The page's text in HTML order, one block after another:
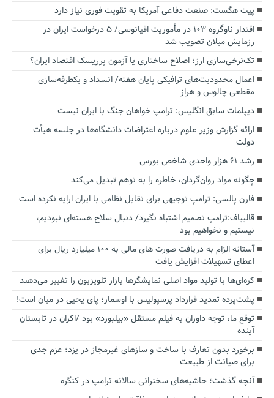
پیت هگست: صنعت دفاعی آمریکا به تقویت فوری نیاز دارد
اقتدار ناوگروه ۱۰۳ در مأموریت‌ اقیانوسی/ ۵ درخواست ایران در
رزمایش میلان تصویب شد
تک‌نرخی‌سازی ارز؛ اصلاح ساختاری یا آزمون پرریسک اقتصاد ایران؟
اعمال محدودیت‌های ترافیکی پایان هفته/ انسداد و یکطرفه‌سازی
مقطعی چالوس و هراز
دیپلمات سابق انگلیس:‌ ترامپ خواهان جنگ با ایران نیست
ارائه گزارش وزیر علوم درباره اعتراضات دانشگاه‌ها در جلسه هیأت
دولت
رشد ۶۱ هزار واحدی شاخص بورس
چگونه مواد روان‌گردان، خاطره را به توهم تبدیل می‌کند
فارن پالسی: ترامپ توجیهی برای تقابل نظامی با ایران ارایه نکرده است
قالیباف:ترامپ تصمیم اشتباه نگیرد/ دنبال سلاح هسته‌ای نبودیم،
نیستیم و نخواهیم بود
آستانه الزام به دریافت صورت های مالی به ۱۰۰ میلیارد ریال برای
اعطای تسهیلات افزایش یافت
کره‌ای‌ها با تولید مواد اصلی نمایشگرها بازار تلویزیون را تغییر می‌دهند
پشت‌پرده تمدید قرارداد پرسپولیس با اوسمار؛ پای یحیی در میان است!
توقع ما، توجه داوران به فیلم مستقل «بیلبورد» بود /اکران در تابستان
آینده
برخورد بدون تعارف با ساخت‌ و سازهای غیرمجاز در یزد؛ عزم جدی
برای صیانت از طبیعت
آنچه گذشت؛ حاشیه‌های سخنرانی سالانه ترامپ در کنگره